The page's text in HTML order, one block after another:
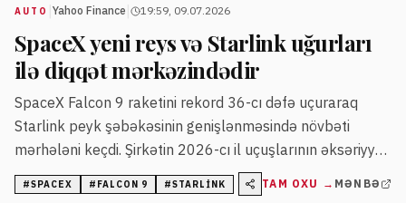
AUTO Yahoo Finance 19:59, 09.07.2026
SpaceX yeni reys və Starlink uğurları
ilə diqqət mərkəzindədir
SpaceX Falcon 9 raketini rekord 36-cı dəfə uçuraraq
Starlink peyk şəbəkəsinin genişlənməsində növbəti
mərhələni keçdi. Şirkətin 2026-cı il uçuşlarının əksəriyyəti
Starlink peyklərinin yerləşdirilməsinə yönəlib.
#SPACEX # FALCON 9 #STARLINK TAM OXU → MƏNBƏ